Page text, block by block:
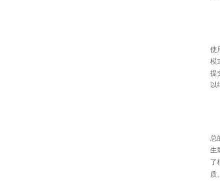
使
模
提
以
总
生
了
质